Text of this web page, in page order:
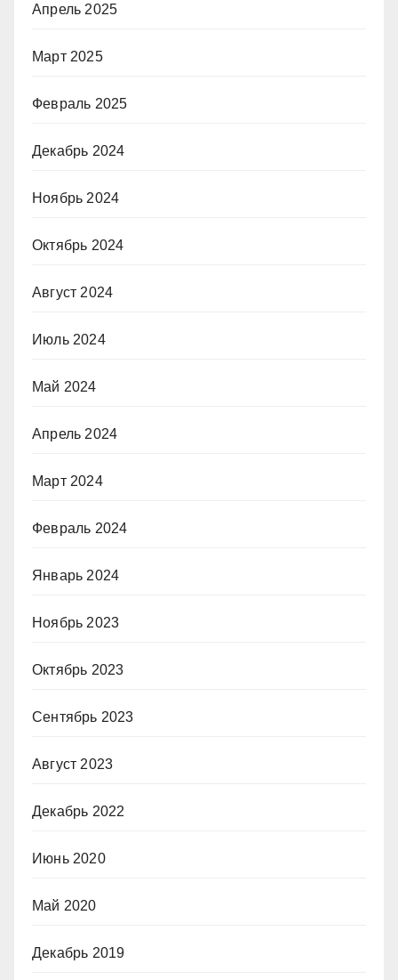
Апрель 2025
Март 2025
Февраль 2025
Декабрь 2024
Ноябрь 2024
Октябрь 2024
Август 2024
Июль 2024
Май 2024
Апрель 2024
Март 2024
Февраль 2024
Январь 2024
Ноябрь 2023
Октябрь 2023
Сентябрь 2023
Август 2023
Декабрь 2022
Июнь 2020
Май 2020
Декабрь 2019